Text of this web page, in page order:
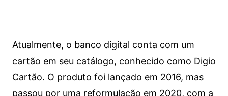
Atualmente, o banco digital conta com um
cartão em seu catálogo, conhecido como Digio
Cartão. O produto foi lançado em 2016, mas
passou por uma reformulação em 2020, com a